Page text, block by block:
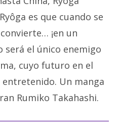
es que cuando se
¡en un
será el único enemigo
cuyo futuro en el
Un manga
Rumiko Takahashi.